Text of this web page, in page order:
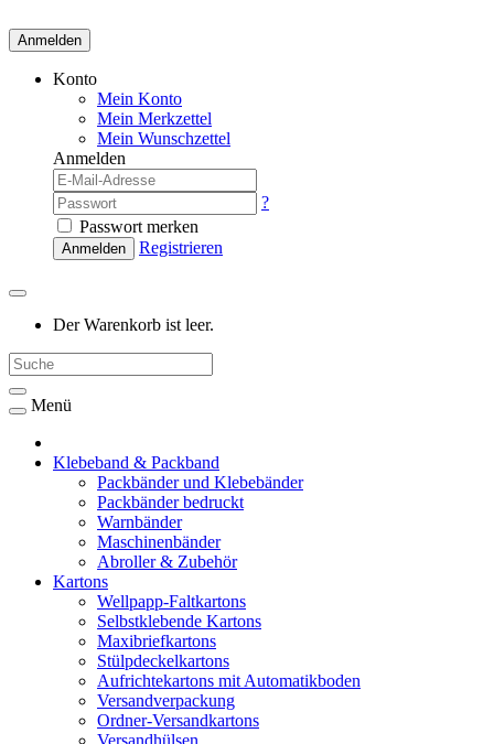
Anmelden
Konto
Mein Konto
Mein Merkzettel
Mein Wunschzettel
Anmelden
?
Passwort merken
Anmelden Registrieren
Der Warenkorb ist leer.
Menü
Klebeband & Packband
Packbänder und Klebebänder
Packbänder bedruckt
Warnbänder
Maschinenbänder
Abroller & Zubehör
Kartons
Wellpapp-Faltkartons
Selbstklebende Kartons
Maxibriefkartons
Stülpdeckelkartons
Aufrichtekartons mit Automatikboden
Versandverpackung
Ordner-Versandkartons
Versandhülsen